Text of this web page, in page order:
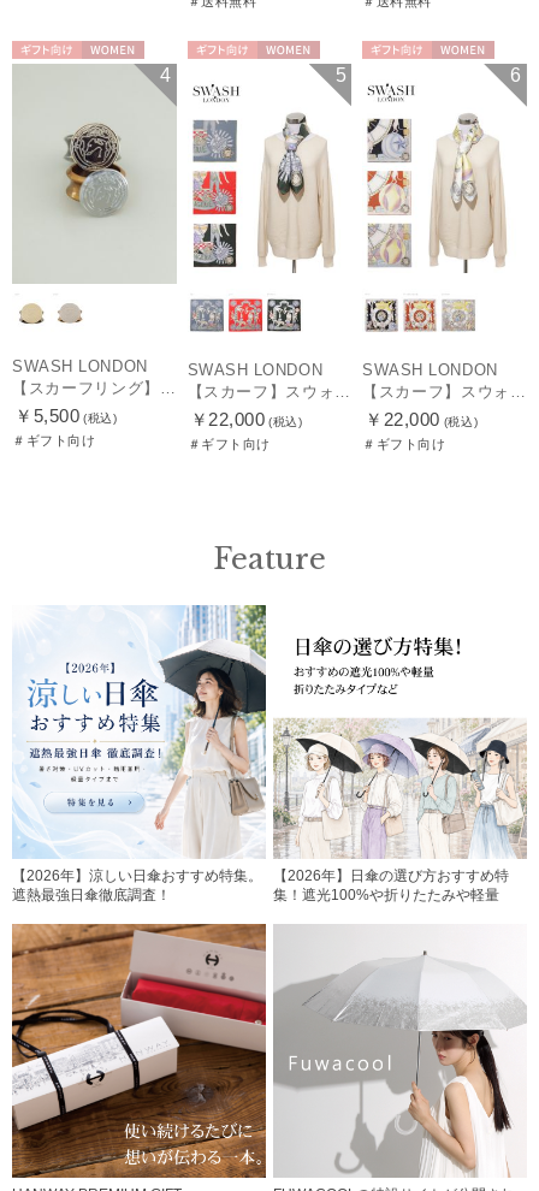
ギフト向けWOMEN 4
SWASH LONDON
【スカーフリング】スウォッシュロンドン (SWASH LONDON)
￥5,500 (税込)
＃ギフト向け
WOMEN 5
SWASH LONDON
【スカーフ】スウォッシュロンドン (SWASH LONDON) Travelling Troupe 88×88 シルク 日本製
￥22,000 (税込)
＃ギフト向け
WOMEN 6
SWASH LONDON
【スカーフ】スウォッシュロンドン (SWASH LONDON) Showtime 88×88 シルク 日本製
￥22,000 (税込)
＃ギフト向け
Feature
【2026年】涼しい日傘おすすめ特集。
遮熱最強日傘徹底調査！
【2026年】日傘の選び方おすすめ特
集！遮光100%や折りたたみや軽量